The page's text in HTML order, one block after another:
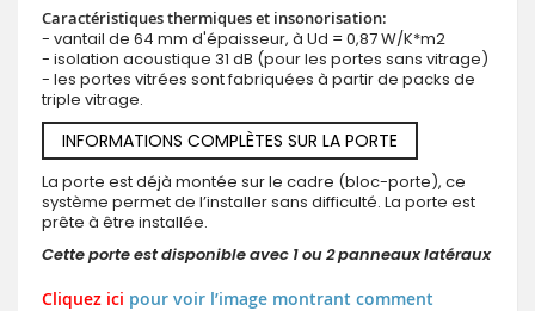
Caractéristiques thermiques et insonorisation:
- vantail de 64 mm d'épaisseur, à Ud = 0,87 W/K*m2
- isolation acoustique 31 dB (pour les portes sans vitrage)
- les portes vitrées sont fabriquées à partir de packs de
triple vitrage.
INFORMATIONS COMPLÈTES SUR LA PORTE
La porte est déjà montée sur le cadre (bloc-porte), ce
système permet de l’installer sans difficulté. La porte est
prête à être installée.
Cette porte est disponible avec 1 ou 2 panneaux latéraux
Cliquez ici pour voir l’image montrant comment